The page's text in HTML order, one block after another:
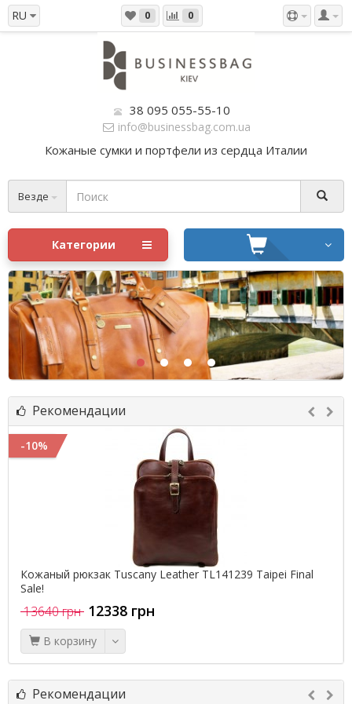
RU 0 0
38 095 055-55-10
info@businessbag.com.ua
Кожаные сумки и портфели из сердца Италии
Везде
Категории
Рекомендации
Taipei Final Женская сумка Pratesi Castel Del Piano Final
12338 грн
Рекомендации